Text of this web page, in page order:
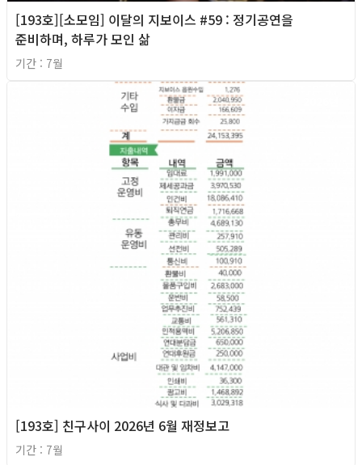
[193호][소모임] 이달의 지보이스 #59 : 정기공연을
준비하며, 하루가 모인 삶
기간 : 7월
[193호] 친구사이 2026년 6월 재정보고
기간 : 7월